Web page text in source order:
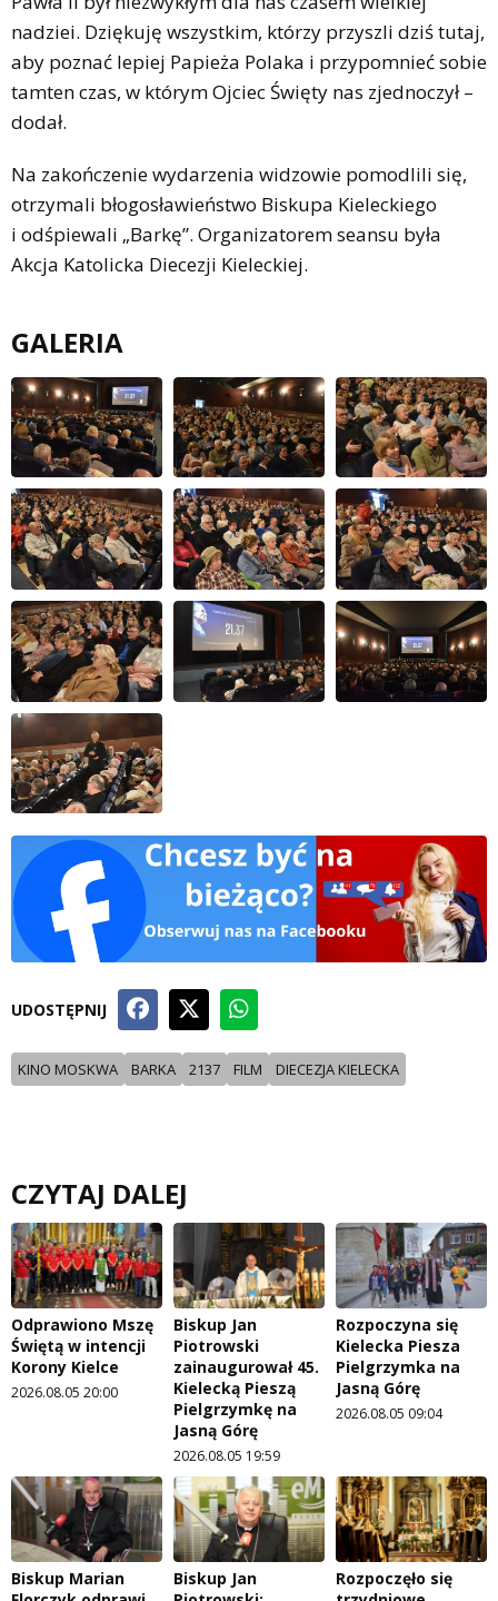
nadziei. Dziękuję wszystkim, którzy przyszli dziś tutaj,
aby poznać lepiej Papieża Polaka i przypomnieć sobie
tamten czas, w którym Ojciec Święty nas zjednoczył –
dodał.
Na zakończenie wydarzenia widzowie pomodlili się,
otrzymali błogosławieństwo Biskupa Kieleckiego
i odśpiewali „Barkę”. Organizatorem seansu była
Akcja Katolicka Diecezji Kieleckiej.
GALERIA
UDOSTĘPNIJ
KINO MOSKWA BARKA 2137 FILM DIECEZJA KIELECKA
CZYTAJ DALEJ
Odprawiono Mszę
Świętą w intencji
Korony Kielce
2026.08.05 20:00
Biskup Jan
Piotrowski
zainaugurował 45.
Kielecką Pieszą
Pielgrzymkę na
Jasną Górę
2026.08.05 19:59
Rozpoczyna się
Kielecka Piesza
Pielgrzymka na
Jasną Górę
2026.08.05 09:04
Biskup Marian
Biskup Jan
Rozpoczęło się